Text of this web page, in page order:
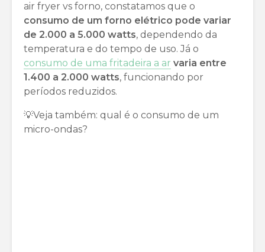
air fryer vs forno, constatamos que o
consumo de um forno elétrico pode variar
de 2.000 a 5.000 watts, dependendo da
temperatura e do tempo de uso. Já o
consumo de uma fritadeira a ar varia entre
1.400 a 2.000 watts, funcionando por
períodos reduzidos.
💡Veja também: qual é o consumo de um
micro-ondas?